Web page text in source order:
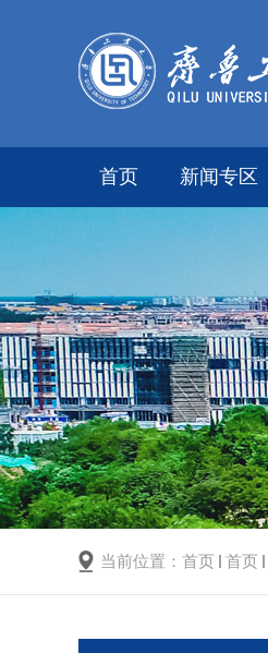
首页 新闻专区
当前位置： 首页 首页